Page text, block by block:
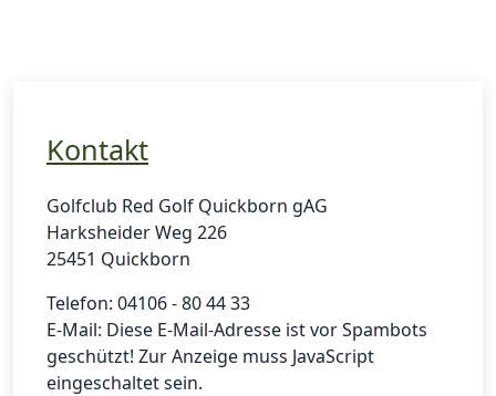
Kontakt
Golfclub Red Golf Quickborn gAG
Harksheider Weg 226
25451 Quickborn
Telefon: 04106 - 80 44 33
E-Mail: Diese E-Mail-Adresse ist vor Spambots
geschützt! Zur Anzeige muss JavaScript
eingeschaltet sein.